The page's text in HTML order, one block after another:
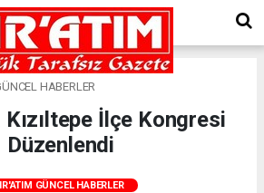
HABERLER
Kızıltepe İlçe Kongresi
Düzenlendi
GÜNCEL HABERLER